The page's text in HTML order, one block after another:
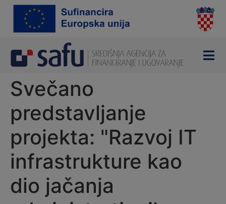
content
Svečano
predstavljanje
projekta: "Razvoj IT
infrastrukture kao
dio jačanja